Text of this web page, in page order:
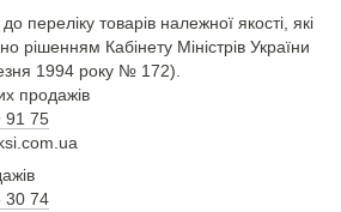
переліку товарів належної якості, які
рішенням Кабінету Міністрів України
1994 року № 172).
продажів
91 75
30 74